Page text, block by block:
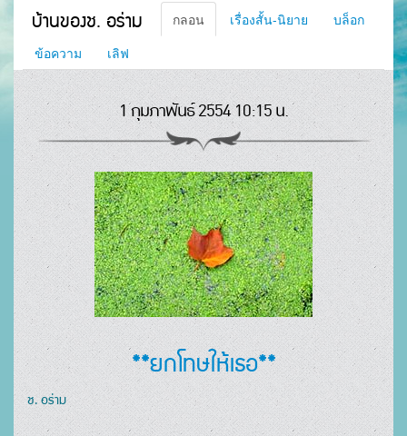
สมาชิก
หน้าส่วนตัว
บ้านของช. อร่าม กลอน เรื่องสั้น-นิยาย
บล็อก
ข้อความ
เลิฟ
1 กุมภาพันธ์ 2554 10:15 น.
**ยกโทษให้เธอ**
ช. อร่าม